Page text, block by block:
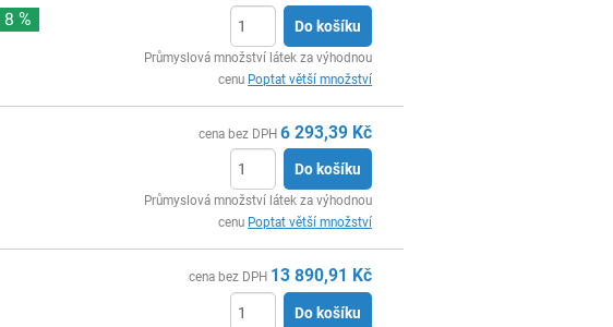
8 %
Do košíku
Průmyslová množství látek za výhodnou
cenu Poptat větší množství
cena bez DPH 6 293,39 Kč
Do košíku
Průmyslová množství látek za výhodnou
cenu Poptat větší množství
cena bez DPH 13 890,91 Kč
Do košíku